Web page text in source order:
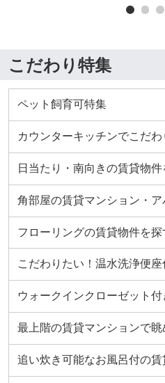
こだわり特集
ペット飼育可特集
カウンターキッチンでこだ
日当たり・南向きの賃貸物件
角部屋の賃貸マンション・
フローリングの賃貸物件を探
こだわりたい！温水洗浄便
ウォークインクローゼット
最上階の賃貸マンションで眺
追い炊き可能なお風呂付の賃